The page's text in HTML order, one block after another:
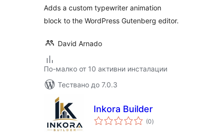
Adds a custom typewriter animation
block to the WordPress Gutenberg editor.
David Arnado
По-малко от 10 активни инсталации
Тествано до 7.0.3
Inkora Builder
(0общо
оценки
)